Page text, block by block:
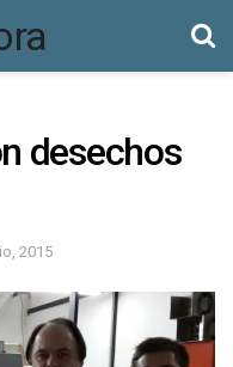
desechos
2015